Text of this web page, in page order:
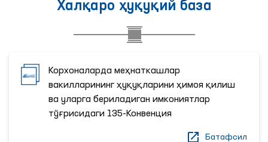
Халқаро ҳуқуқий база
Корхоналарда меҳнаткашлар
вакилларининг ҳуқуқларини ҳимоя қилиш
ва уларга бериладиган имкониятлар
тўғрисидаги 135-Конвенция
Батафсил